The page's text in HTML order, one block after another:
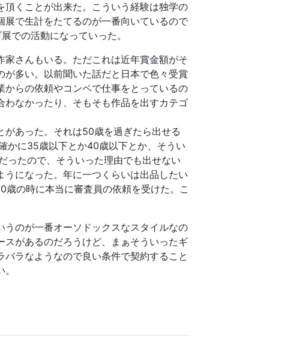
くことが出来た。こういう経験は独学の
で生計をたてるのが一番向いているので
での活動になっていった。
さんもいる。ただこれは近年賞金額がそ
多い。以前聞いた話だと日本で色々受賞
らの依頼やコンペで仕事をとっているの
なかったり、そもそも作品を出すカテゴ
あった。それは50歳を過ぎたら出せる
かに35歳以下とか40歳以下とか、そうい
ったので、そういった理由でも出せない
になった。年に一つくらいは出品したい
の時に本当に審査員の依頼を受けた。こ
のが一番オーソドックスなスタイルなの
があるのだろうけど、まぁそういったギ
ラなようなので良い条件で契約すること